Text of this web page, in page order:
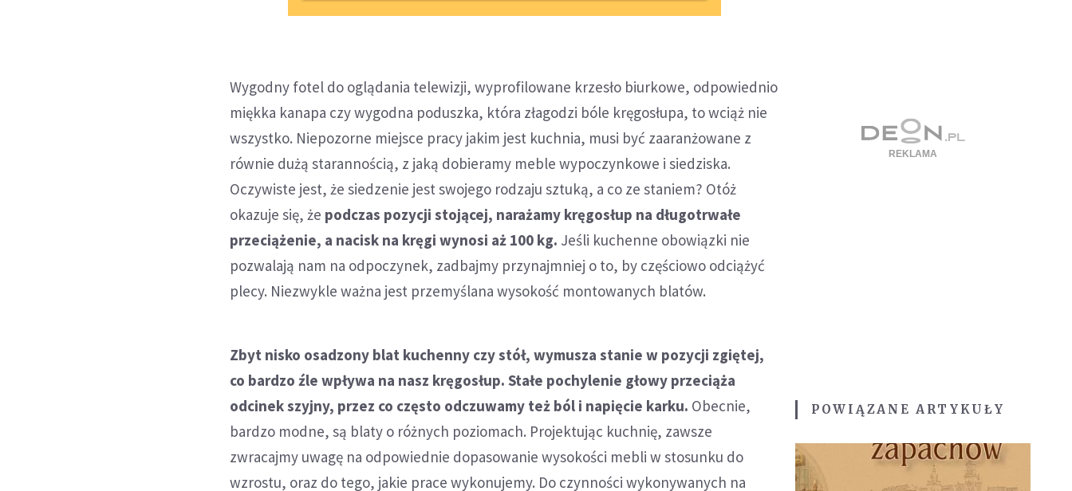
Wygodny fotel do oglądania telewizji, wyprofilowane krzesło biurkowe, odpowiednio
miękka kanapa czy wygodna poduszka, która złagodzi bóle kręgosłupa, to wciąż nie
wszystko. Niepozorne miejsce pracy jakim jest kuchnia, musi być zaaranżowane z
równie dużą starannością, z jaką dobieramy meble wypoczynkowe i siedziska.
Oczywiste jest, że siedzenie jest swojego rodzaju sztuką, a co ze staniem? Otóż
okazuje się, że podczas pozycji stojącej, narażamy kręgosłup na długotrwałe
przeciążenie, a nacisk na kręgi wynosi aż 100 kg. Jeśli kuchenne obowiązki nie
pozwalają nam na odpoczynek, zadbajmy przynajmniej o to, by częściowo odciążyć
plecy. Niezwykle ważna jest przemyślana wysokość montowanych blatów.
Zbyt nisko osadzony blat kuchenny czy stół, wymusza stanie w pozycji zgiętej,
co bardzo źle wpływa na nasz kręgosłup. Stałe pochylenie głowy przeciąża
odcinek szyjny, przez co często odczuwamy też ból i napięcie karku. Obecnie,
bardzo modne, są blaty o różnych poziomach. Projektując kuchnię, zawsze
zwracajmy uwagę na odpowiednie dopasowanie wysokości mebli w stosunku do
wzrostu, oraz do tego, jakie prace wykonujemy. Do czynności wykonywanych na
POWIĄZANE ARTYKUŁY